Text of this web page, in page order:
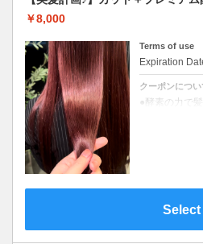
￥8,000
Terms of use
Expiration
クーポンについ
●酵素の力で
トメント●Ｓ
ーポンご利用
Select